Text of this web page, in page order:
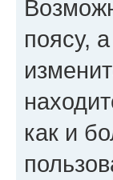
поясу,
как и